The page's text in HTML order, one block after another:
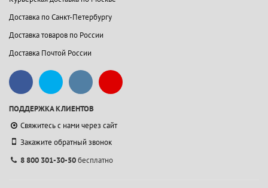
Доставка по Санкт-Петербургу
Доставка товаров по России
Доставка Почтой России
ПОДДЕРЖКА КЛИЕНТОВ
Свяжитесь с нами через сайт
Закажите обратный звонок
8 800 301-30-50бесплатно